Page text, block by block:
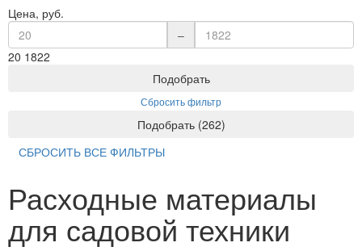
Цена, руб.
–
20 1822
Подобрать
Сбросить фильтр
Подобрать (262)
СБРОСИТЬ ВСЕ ФИЛЬТРЫ
Расходные материалы
для садовой техники